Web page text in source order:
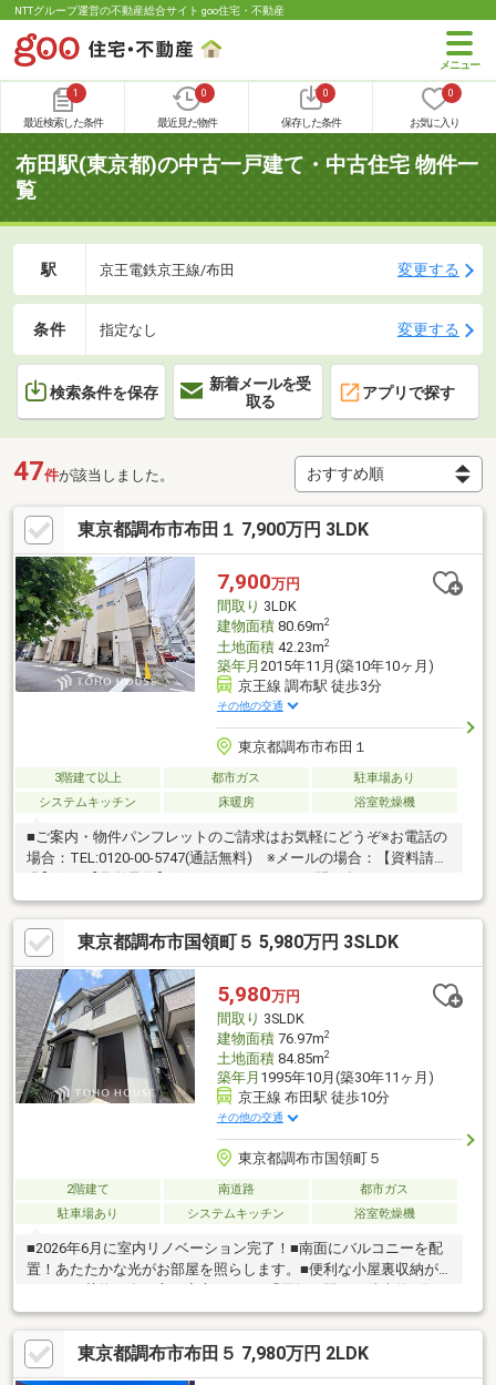
NTTグループ運営の不動産総合サイト goo住宅・不動産
1
最近検索した条件
0
最近見た物件
0
保存した条件
0
お気に入り
布田駅(東京都)の中古一戸建て・中古住宅 物件一
覧
駅 京王電鉄京王線/布田 変更する
条件 指定なし 変更する
検索条件を保存
新着メールを受
取る
アプリで探す
47件が該当しました。
東京都調布市布田１ 7,900万円 3LDK
7,900万円
間取り 3LDK
建物面積80.69m2
土地面積42.23m2
築年月 2015年11月(築10年10ヶ月)
京王線 調布駅 徒歩3分
その他の交通
東京都調布市布田１
3階建て以上 都市ガス
駐車場あり
システムキッチン
床暖房 浴室乾燥機
■ご案内・物件パンフレットのご請求はお気軽にどうぞ※お電話の
場合：TEL:0120-00-5747(通話無料) ※メールの場合：【資料請
い。■～東宝ハウス【フリーダイヤル:0120-00-5747】～
東京都調布市国領町５ 5,980万円 3SLDK
5,980万円
間取り 3SLDK
建物面積76.97m2
土地面積84.85m2
築年月 1995年10月(築30年11ヶ月)
京王線 布田駅 徒歩10分
その他の交通
東京都調布市国領町５
2階建て 南道路
都市ガス
駐車場あり
システムキッチン 浴室乾燥機
■2026年6月に室内リノベーション完了！■南面にバルコニーを配
置！あたたかな光がお部屋を照らします。■便利な小屋裏収納が
お出かけにも便利な環境！【３６５日 年中無休】見学予約シス
テムに対象日付が指定できない場合でも、原則即日ご対応可能で
す。定休日を設けない対応力でお客様の見たい知りたいを叶えま
す。【住宅ローンに強い！】指定機関はなく、都市銀行をはじめ
東京都調布市布田５ 7,980万円 2LDK